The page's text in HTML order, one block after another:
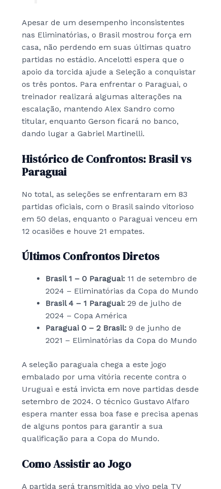
Apesar de um desempenho inconsistentes
nas Eliminatórias, o Brasil mostrou força em
casa, não perdendo em suas últimas quatro
partidas no estádio. Ancelotti espera que o
apoio da torcida ajude a Seleção a conquistar
os três pontos. Para enfrentar o Paraguai, o
treinador realizará algumas alterações na
escalação, mantendo Alex Sandro como
titular, enquanto Gerson ficará no banco,
dando lugar a Gabriel Martinelli.
Histórico de Confrontos: Brasil vs
Paraguai
No total, as seleções se enfrentaram em 83
partidas oficiais, com o Brasil saindo vitorioso
em 50 delas, enquanto o Paraguai venceu em
12 ocasiões e houve 21 empates.
Últimos Confrontos Diretos
Brasil 1 – 0 Paraguai: 11 de setembro de
2024 – Eliminatórias da Copa do Mundo
Brasil 4 – 1 Paraguai: 29 de julho de
2024 – Copa América
Paraguai 0 – 2 Brasil: 9 de junho de
2021 – Eliminatórias da Copa do Mundo
A seleção paraguaia chega a este jogo
embalado por uma vitória recente contra o
Uruguai e está invicta em nove partidas desde
setembro de 2024. O técnico Gustavo Alfaro
espera manter essa boa fase e precisa apenas
de alguns pontos para garantir a sua
qualificação para a Copa do Mundo.
Como Assistir ao Jogo
A partida será transmitida ao vivo pela TV